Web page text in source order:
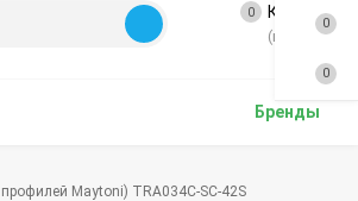
0 Корзина
(пусто)
Бренды
Maytoni) TRA034C-SC-42S
0
0